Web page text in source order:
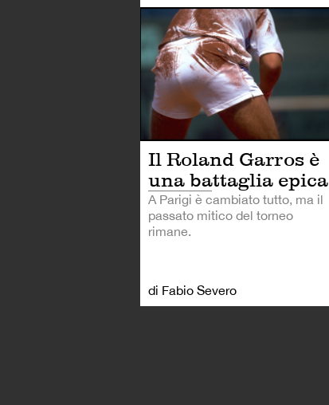
Il Roland Garros è
una battaglia epica
A Parigi è cambiato tutto, ma il
passato mitico del torneo
rimane.
di Fabio Severo